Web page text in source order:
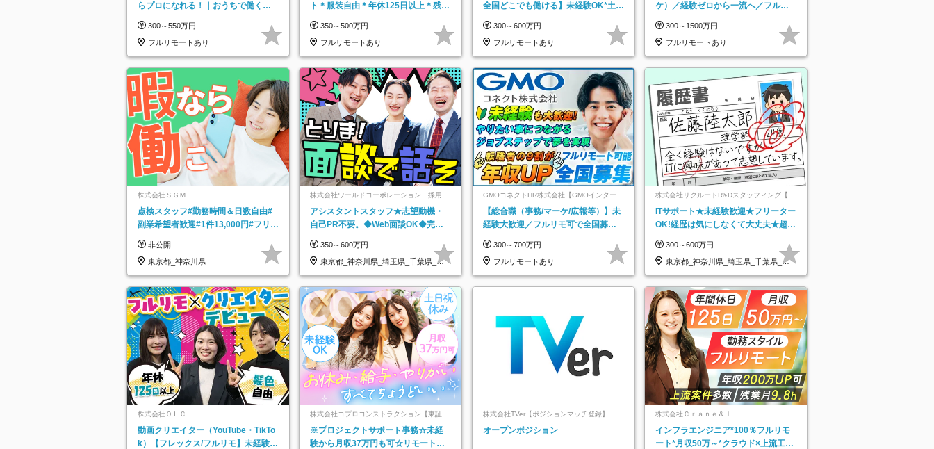
らプロになれる！｜おうちで働くフ
300～550万円
フルリモートあり
ト＊服装自由＊年休125日以上＊残業
350～500万円
フルリモートあり
全国どこでも働ける】未経験OK*土日
300～600万円
フルリモートあり
ケ）／経験ゼロから一流へ／フルリ
日以上
300～1500万円
フルリモートあり
株式会社ＳＧＭ
点検スタッフ#勤務時間＆日数自由#
副業希望者歓迎#1件13,000円#フリー
非公開
東京都_神奈川県
株式会社ワールドコーポレーション 採用事
アシスタントスタッフ★志望動機・
自己PR不要。◆Web面談OK◆完全
350～600万円
東京都_神奈川県_埼玉県_千葉県_大
阪府…
GMOコネクトHR株式会社【GMOインターネ
ットグループ】
【総合職（事務/マーケ/広報等）】未
経験大歓迎／フルリモ可で全国募
★
300～700万円
フルリモートあり
株式会社リクルートR&Dスタッフィング【リ
クルートグループ】
ITサポート★未経験歓迎★フリーター
OK!経歴は気にしなくて大丈夫★超大
300～600万円
東京都_神奈川県_埼玉県_千葉県_大
阪府…
株式会社ＯＬＣ
動画クリエイター（YouTube・TikTo
k）【フレックス/フルリモ】未経験O
株式会社コプロコンストラクション【東証プ
ライム上場コプロ・ホールディングス子会
社】
※プロジェクトサポート事務☆未経
験から月収37万円も可☆リモート研
株式会社TVer【ポジションマッチ登録】
オープンポジション
株式会社Ｃｒａｎｅ＆Ｉ
インフラエンジニア*100％フルリモ
ート*月収50万～*クラウド×上流工程